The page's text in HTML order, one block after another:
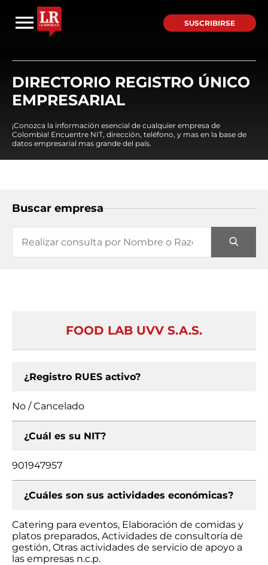
SUSCRIBIRSE
DIRECTORIO REGISTRO ÚNICO
EMPRESARIAL
¡Conozca la información esencial de cualquier empresa de
Colombia! Encuentre NIT, dirección, teléfono, y mas en la base de
datos empresarial mas grande del país.
Buscar empresa
FOOD LAB UVV S.A.S.
¿Registro RUES activo?
No / Cancelado
¿Cuál es su NIT?
901947957
¿Cuáles son sus actividades económicas?
Catering para eventos, Elaboración de comidas y
platos preparados, Actividades de consultoría de
gestión, Otras actividades de servicio de apoyo a
las empresas n.c.p.